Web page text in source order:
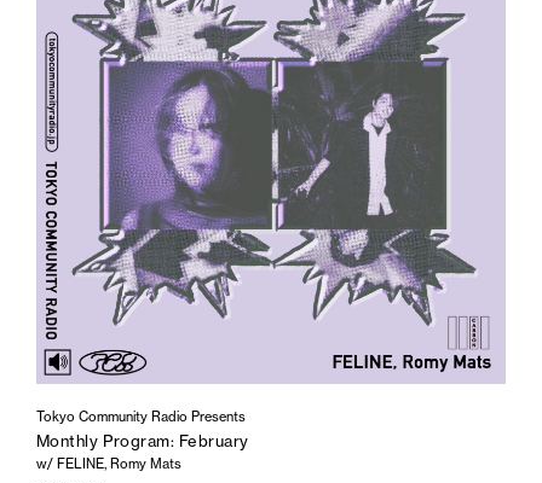
Tokyo Community Radio Presents
Monthly Program: February
w/ FELINE, Romy Mats